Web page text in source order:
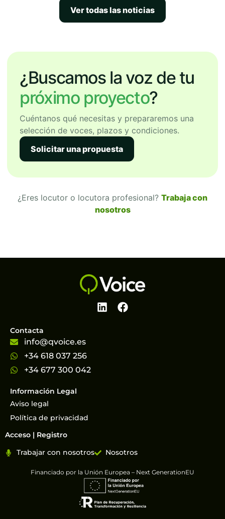
Ver todas las noticias
¿Buscamos la voz de tu
próximo proyecto?
Cuéntanos qué necesitas y prepararemos una
selección de voces, plazos y condiciones.
Solicitar una propuesta
¿Eres locutor o locutora profesional? Trabaja con
nosotros
Información Legal
Aviso legal
Política de privacidad
Contacta
info@qvoice.es
+34 618 037 256
+34 677 300 042
Acceso | Registro
Trabajar con nosotros
Nosotros
Financiado por la Unión Europea – Next GenerationEU